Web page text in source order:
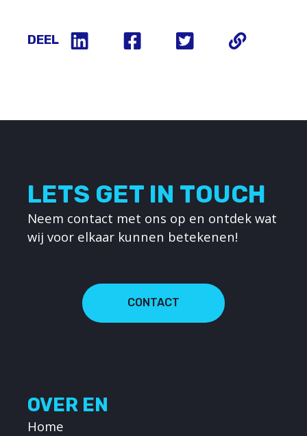
DEEL
LETS GET IN TOUCH
Neem contact met ons op en ontdek wat
wij voor elkaar kunnen betekenen!
CONTACT
OVER EN
Home